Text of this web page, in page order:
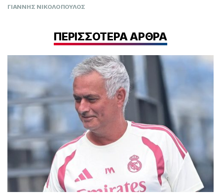
ΓΙΑΝΝΗΣ ΝΙΚΟΛΟΠΟΥΛΟΣ
ΠΕΡΙΣΣΟΤΕΡΑ ΑΡΘΡΑ